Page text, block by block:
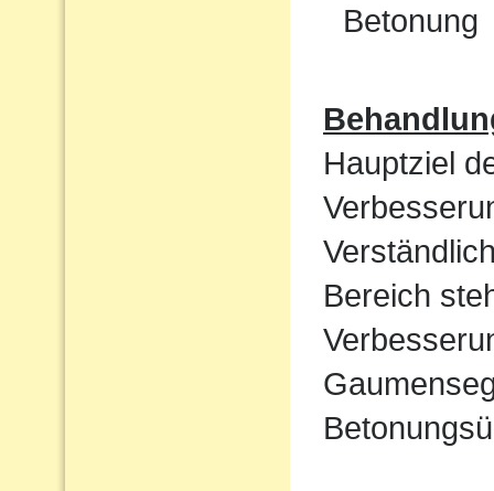
Betonung
Hauptziel
Bereich